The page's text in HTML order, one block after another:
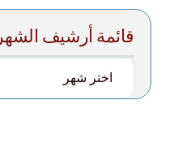
قائمة أرشيف الشهر